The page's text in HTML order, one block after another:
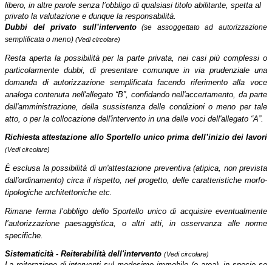
libero, in altre parole senza l’obbligo di qualsiasi titolo abilitante, spetta al
privato la valutazione e dunque la responsabilità.
Dubbi del privato sull’intervento
(se assoggettato ad autorizzazione
semplificata o meno) (Vedi circolare)
Resta aperta la possibilità per la parte privata, nei casi più complessi o
particolarmente dubbi, di presentare comunque in via prudenziale una
domanda di autorizzazione semplificata facendo riferimento alla voce
analoga contenuta nell'allegato “B”, confidando nell'accertamento, da parte
dell'amministrazione, della sussistenza delle condizioni o meno per tale
atto, o per la collocazione dell'intervento in una delle voci dell'allegato “A”.
Richiesta attestazione allo Sportello unico prima dell’inizio dei lavori
(Vedi circolare)
È esclusa la possibilità di un'attestazione preventiva (atipica, non prevista
dall'ordinamento) circa il rispetto, nel progetto, delle caratteristiche morfo-
tipologiche architettoniche etc.
Rimane ferma l’obbligo dello Sportello unico di acquisire eventualmente
l’autorizzazione paesaggistica, o altri atti, in osservanza alle norme
specifiche.
Sistematicità - Reiterabilità dell'intervento (Vedi circolare)